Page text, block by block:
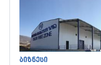
ბიზნესი